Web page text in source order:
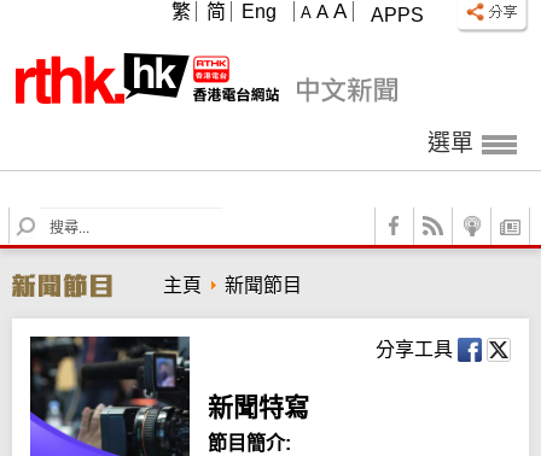
APPS
A A A
繁 简 Eng
選單
S
e
r
c
h
主頁 新聞節目
分享工具
新聞特寫
節目簡介: